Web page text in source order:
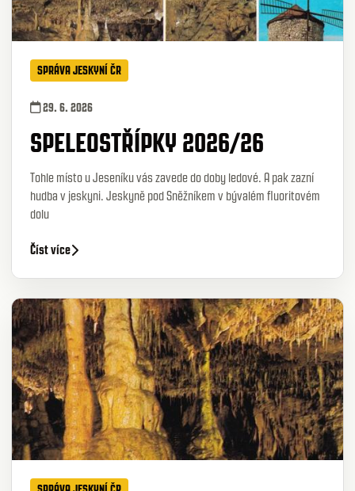
SPRÁVA JESKYNÍ ČR
29. 6. 2026
SPELEOSTŘÍPKY 2026/26
Tohle místo u Jeseníku vás zavede do doby ledové. A pak zazní
hudba v jeskyni. Jeskyně pod Sněžníkem v bývalém fluoritovém
dolu
Číst více